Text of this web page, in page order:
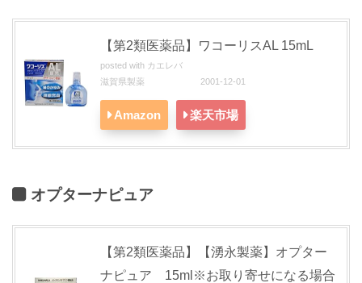
【第2類医薬品】ワコーリスAL 15mL
posted with カエレバ
滋賀県製薬 2001-12-01
Amazon 楽天市場
オプターナピュア
【第2類医薬品】【湧永製薬】オプター
ナピュア 15ml※お取り寄せになる場合